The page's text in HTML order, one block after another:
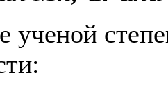
ученой